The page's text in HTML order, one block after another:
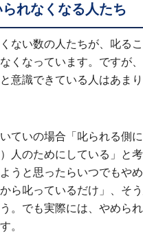
れなくなる人たち
ない数の人たちが、叱る
くなっています。ですが
意識できている人はあま
ていの場合「叱られる側に
人のためにしている」と
うと思ったらいつでもや
ら叱っているだけ」、そ
。でも実際には、やめら
。